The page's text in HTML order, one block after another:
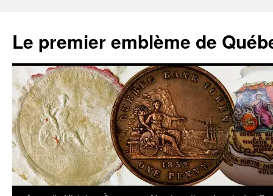
contenu
Le premier emblème de